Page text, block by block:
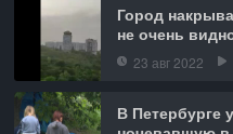
Город
не очень
23 авг 2022
В Петербурге